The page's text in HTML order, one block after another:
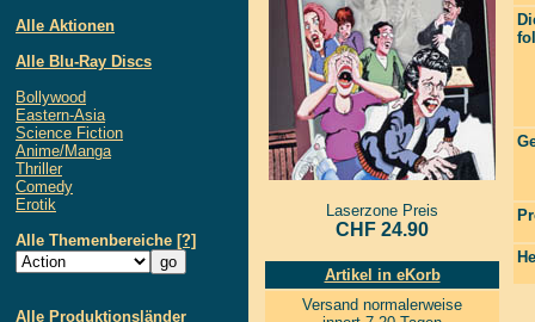
Alle Aktionen
Alle Blu-Ray Discs
Bollywood
Eastern-Asia
Science Fiction
Anime/Manga
Thriller
Comedy
Erotik
Alle Themenbereiche [?]
Alle Produktionsländer
Laserzone Preis
CHF 24.90
Artikel in eKorb
Versand normalerweise